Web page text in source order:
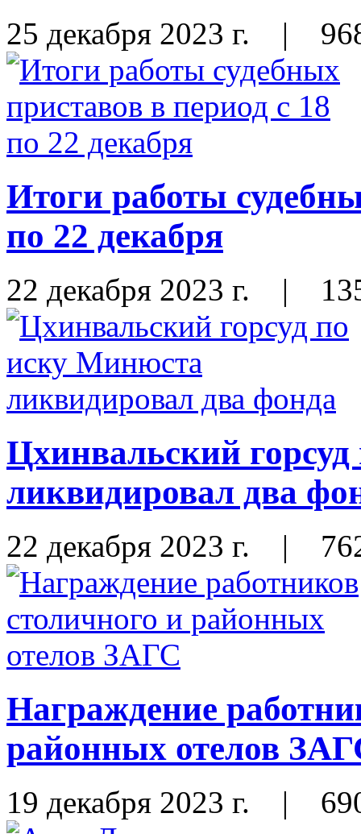
25 декабря 2023 г. |
Итоги работы
по 22 декабря
22 декабря 2023 г. |
Цхинвальский
ликвидировал два
22 декабря 2023 г. |
Награждение
районных отелов
19 декабря 2023 г. |